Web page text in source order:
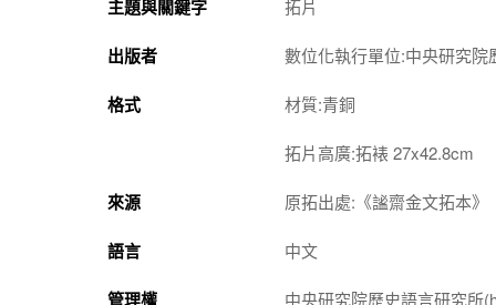
主題與關鍵字 拓片
出版者 數位化執行單位:中央研究院
格式 材質:青銅
拓片高廣:拓裱 27x42.8cm
來源 原拓出處:《謐齋金文拓本》
語言 中文
管理權 中央研究院歷史語言研究所